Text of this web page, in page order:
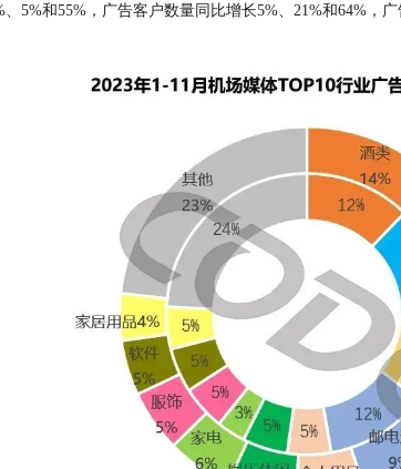
、5%和55%，广告客户数量同比增长5%、21%和64%，广